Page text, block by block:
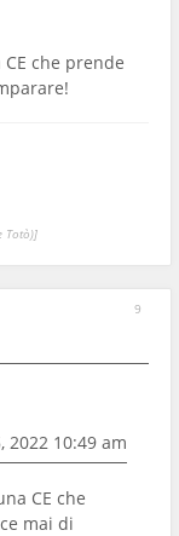
che prende
Totò)]
9
2022 10:49 am
CE che
mai di